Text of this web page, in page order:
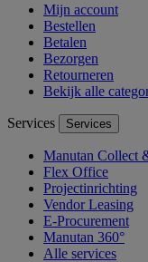
Mijn account
Bestellen
Betalen
Bezorgen
Retourneren
Bekijk alle
Services Services
Manutan Collect
Flex Office
Projectinrichting
Vendor Leasing
E-Procurement
Manutan 360°
Alle services